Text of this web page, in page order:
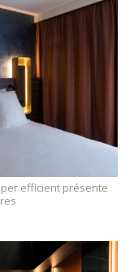
efficient présente